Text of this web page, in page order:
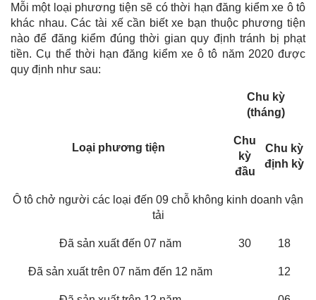
Mỗi một loại phương tiện sẽ có thời hạn đăng kiểm xe ô tô
khác nhau. Các tài xế cần biết xe bạn thuộc phương tiện
nào để đăng kiểm đúng thời gian quy định tránh bị phạt
tiền. Cụ thể thời hạn đăng kiểm xe ô tô năm 2020 được
quy định như sau:
Loại phương tiện
Chu kỳ
(tháng)
Chu
kỳ
đầu
Chu kỳ
định kỳ
Ô tô chở người các loại đến 09 chỗ không kinh doanh vận
tải
Đã sản xuất đến 07 năm 30 18
Đã sản xuất trên 07 năm đến 12 năm 12